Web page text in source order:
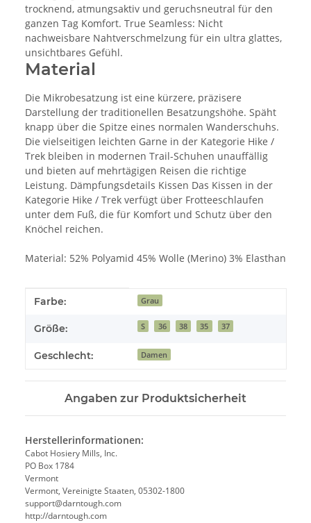
trocknend, atmungsaktiv und geruchsneutral für den
ganzen Tag Komfort. True Seamless: Nicht
nachweisbare Nahtverschmelzung für ein ultra glattes,
unsichtbares Gefühl.
Material
Die Mikrobesatzung ist eine kürzere, präzisere
Darstellung der traditionellen Besatzungshöhe. Späht
knapp über die Spitze eines normalen Wanderschuhs.
Die vielseitigen leichten Garne in der Kategorie Hike /
Trek bleiben in modernen Trail-Schuhen unauffällig
und bieten auf mehrtägigen Reisen die richtige
Leistung. Dämpfungsdetails Kissen Das Kissen in der
Kategorie Hike / Trek verfügt über Frotteeschlaufen
unter dem Fuß, die für Komfort und Schutz über den
Knöchel reichen.
Material: 52% Polyamid 45% Wolle (Merino) 3% Elasthan
Produkteigenschaft
Wert
Farbe: Grau
Größe: S 36 38 35 37
Geschlecht: Damen
Angaben zur Produktsicherheit
Herstellerinformationen:
Cabot Hosiery Mills, Inc.
PO Box 1784
Vermont
Vermont, Vereinigte Staaten, 05302-1800
support@darntough.com
http://darntough.com